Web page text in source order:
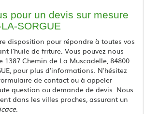
pour un devis sur mesure
SORGUE
disposition pour répondre à toutes vos
l'huile de friture. Vous pouvez nous
1387 Chemin de La Muscadelle, 84800
pour plus d'informations. N'hésitez
de contact ou à appeler
question ou demande de devis. Nous
dans les villes proches, assurant un
.